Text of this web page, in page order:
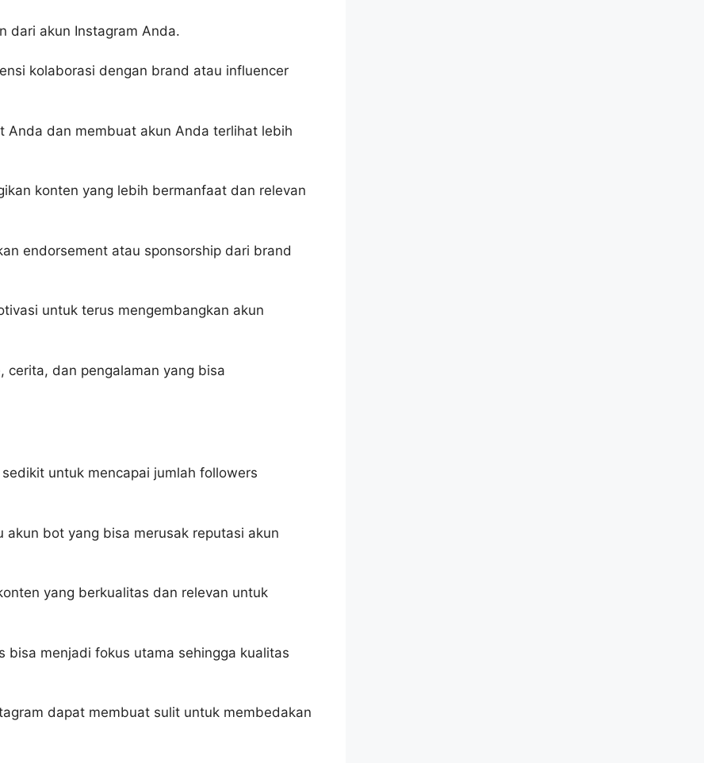
dari akun Instagram Anda.
kolaborasi dengan brand atau influencer
Anda dan membuat akun Anda terlihat lebih
konten yang lebih bermanfaat dan relevan
endorsement atau sponsorship dari brand
untuk terus mengembangkan akun
cerita, dan pengalaman yang bisa
untuk mencapai jumlah followers
bot yang bisa merusak reputasi akun
yang berkualitas dan relevan untuk
bisa menjadi fokus utama sehingga kualitas
dapat membuat sulit untuk membedakan